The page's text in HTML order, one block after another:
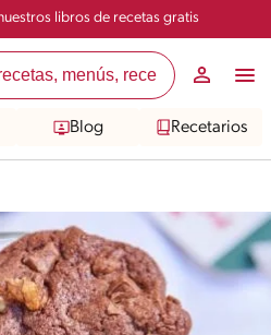
libros de recetas gratis
Blog Recetarios